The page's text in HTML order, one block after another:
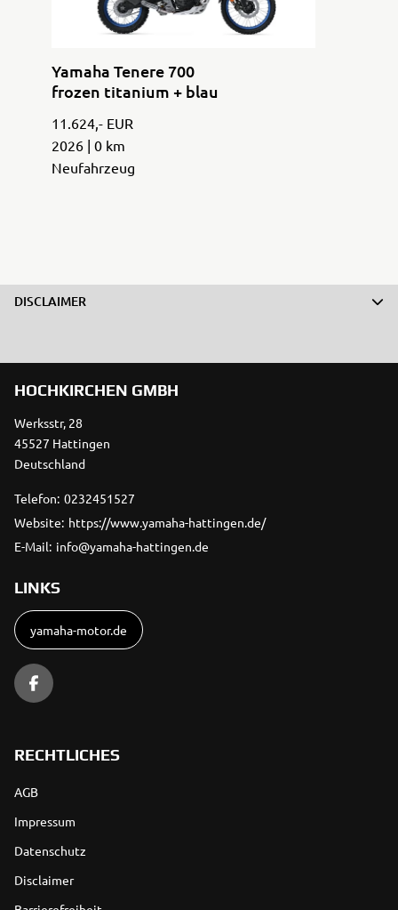
Yamaha Tenere 700
frozen titanium + blau
11.624,- EUR
2026 | 0 km
Neufahrzeug
DISCLAIMER
HOCHKIRCHEN GMBH
Werksstr, 28
45527 Hattingen
Deutschland
Telefon: 0232451527
Website: https://www.yamaha-hattingen.de/
E-Mail: info@yamaha-hattingen.de
LINKS
yamaha-motor.de
RECHTLICHES
AGB
Impressum
Datenschutz
Disclaimer